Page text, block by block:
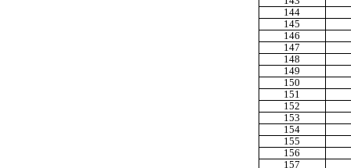
144
145
146
147
148
149
150
151
152
153
154
155
156
157